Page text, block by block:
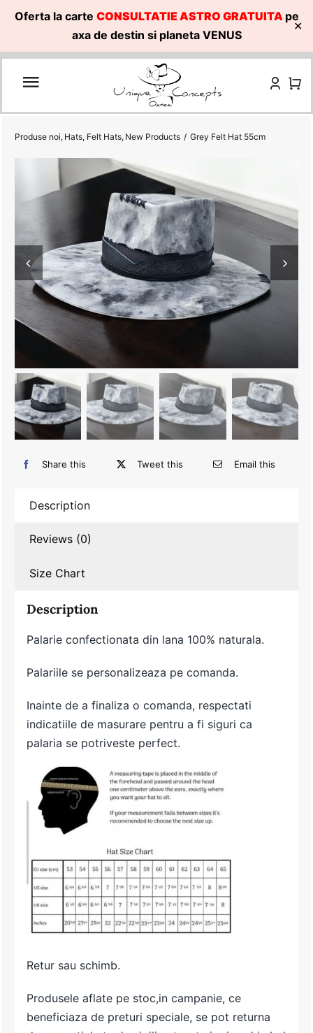
Oferta la carte CONSULTATIE ASTRO GRATUITA pe
axa de destin si planeta VENUS
✕
Skip
Produse noi Hats Felt Hats New Products Grey Felt Hat 55cm
Share this Tweet this Email this
Description
Reviews (0)
Size Chart
Description
Palarie confectionata din lana 100% naturala.
Palariile se personalizeaza pe comanda.
Inainte de a finaliza o comanda, respectati
indicatiile de masurare pentru a fi siguri ca
palaria se potriveste perfect.
Retur sau schimb.
Produsele aflate pe stoc,in campanie, ce
beneficiaza de preturi speciale, se pot returna